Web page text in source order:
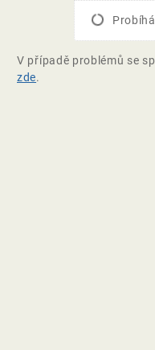
V případě problémů se
zde.